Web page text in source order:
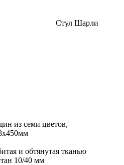
Стул Шарли
из семи цветов,
и обтянутая тканью
10/40 мм